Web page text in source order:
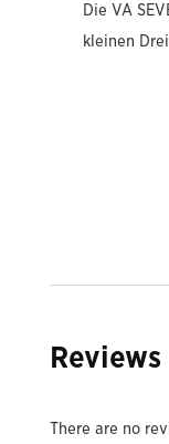
Die VA
kleinen
Reviews
There are no